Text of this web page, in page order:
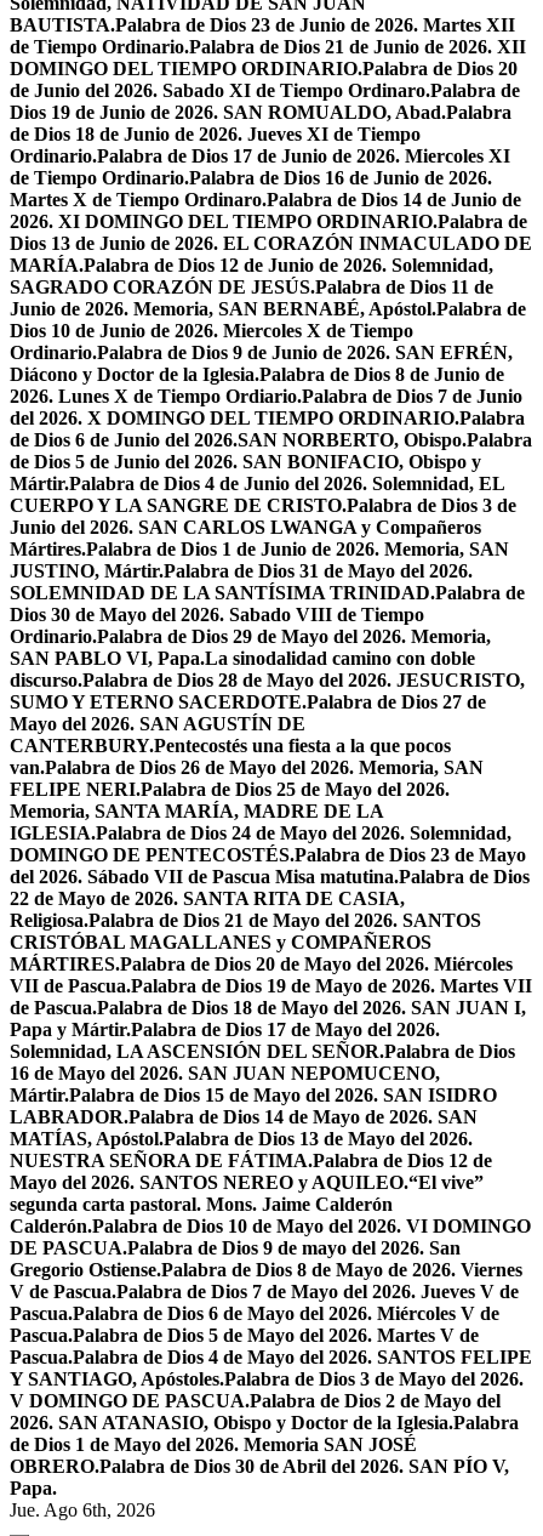
BAUTISTA.Palabra de Dios 23 de Junio de 2026. Martes XII
de Tiempo Ordinario.Palabra de Dios 21 de Junio de 2026. XII
DOMINGO DEL TIEMPO ORDINARIO.Palabra de Dios 20
de Junio del 2026. Sabado XI de Tiempo Ordinaro.Palabra de
Dios 19 de Junio de 2026. SAN ROMUALDO, Abad.Palabra
de Dios 18 de Junio de 2026. Jueves XI de Tiempo
Ordinario.Palabra de Dios 17 de Junio de 2026. Miercoles XI
de Tiempo Ordinario.Palabra de Dios 16 de Junio de 2026.
Martes X de Tiempo Ordinaro.Palabra de Dios 14 de Junio de
2026. XI DOMINGO DEL TIEMPO ORDINARIO.Palabra de
Dios 13 de Junio de 2026. EL CORAZÓN INMACULADO DE
MARÍA.Palabra de Dios 12 de Junio de 2026. Solemnidad,
SAGRADO CORAZÓN DE JESÚS.Palabra de Dios 11 de
Junio de 2026. Memoria, SAN BERNABÉ, Apóstol.Palabra de
Dios 10 de Junio de 2026. Miercoles X de Tiempo
Ordinario.Palabra de Dios 9 de Junio de 2026. SAN EFRÉN,
Diácono y Doctor de la Iglesia.Palabra de Dios 8 de Junio de
2026. Lunes X de Tiempo Ordiario.Palabra de Dios 7 de Junio
del 2026. X DOMINGO DEL TIEMPO ORDINARIO.Palabra
de Dios 6 de Junio del 2026.SAN NORBERTO, Obispo.Palabra
de Dios 5 de Junio del 2026. SAN BONIFACIO, Obispo y
Mártir.Palabra de Dios 4 de Junio del 2026. Solemnidad, EL
CUERPO Y LA SANGRE DE CRISTO.Palabra de Dios 3 de
Junio del 2026. SAN CARLOS LWANGA y Compañeros
Mártires.Palabra de Dios 1 de Junio de 2026. Memoria, SAN
JUSTINO, Mártir.Palabra de Dios 31 de Mayo del 2026.
SOLEMNIDAD DE LA SANTÍSIMA TRINIDAD.Palabra de
Dios 30 de Mayo del 2026. Sabado VIII de Tiempo
Ordinario.Palabra de Dios 29 de Mayo del 2026. Memoria,
SAN PABLO VI, Papa.La sinodalidad camino con doble
discurso.Palabra de Dios 28 de Mayo del 2026. JESUCRISTO,
SUMO Y ETERNO SACERDOTE.Palabra de Dios 27 de
Mayo del 2026. SAN AGUSTÍN DE
CANTERBURY.Pentecostés una fiesta a la que pocos
van.Palabra de Dios 26 de Mayo del 2026. Memoria, SAN
FELIPE NERI.Palabra de Dios 25 de Mayo del 2026.
Memoria, SANTA MARÍA, MADRE DE LA
IGLESIA.Palabra de Dios 24 de Mayo del 2026. Solemnidad,
DOMINGO DE PENTECOSTÉS.Palabra de Dios 23 de Mayo
del 2026. Sábado VII de Pascua Misa matutina.Palabra de Dios
22 de Mayo de 2026. SANTA RITA DE CASIA,
Religiosa.Palabra de Dios 21 de Mayo del 2026. SANTOS
CRISTÓBAL MAGALLANES y COMPAÑEROS
MÁRTIRES.Palabra de Dios 20 de Mayo del 2026. Miércoles
VII de Pascua.Palabra de Dios 19 de Mayo de 2026. Martes VII
de Pascua.Palabra de Dios 18 de Mayo del 2026. SAN JUAN I,
Papa y Mártir.Palabra de Dios 17 de Mayo del 2026.
Solemnidad, LA ASCENSIÓN DEL SEÑOR.Palabra de Dios
16 de Mayo del 2026. SAN JUAN NEPOMUCENO,
Mártir.Palabra de Dios 15 de Mayo del 2026. SAN ISIDRO
LABRADOR.Palabra de Dios 14 de Mayo de 2026. SAN
MATÍAS, Apóstol.Palabra de Dios 13 de Mayo del 2026.
NUESTRA SEÑORA DE FÁTIMA.Palabra de Dios 12 de
Mayo del 2026. SANTOS NEREO y AQUILEO.“El vive”
segunda carta pastoral. Mons. Jaime Calderón
Calderón.Palabra de Dios 10 de Mayo del 2026. VI DOMINGO
DE PASCUA.Palabra de Dios 9 de mayo del 2026. San
Gregorio Ostiense.Palabra de Dios 8 de Mayo de 2026. Viernes
V de Pascua.Palabra de Dios 7 de Mayo del 2026. Jueves V de
Pascua.Palabra de Dios 6 de Mayo del 2026. Miércoles V de
Pascua.Palabra de Dios 5 de Mayo del 2026. Martes V de
Pascua.Palabra de Dios 4 de Mayo del 2026. SANTOS FELIPE
Y SANTIAGO, Apóstoles.Palabra de Dios 3 de Mayo del 2026.
V DOMINGO DE PASCUA.Palabra de Dios 2 de Mayo del
2026. SAN ATANASIO, Obispo y Doctor de la Iglesia.Palabra
de Dios 1 de Mayo del 2026. Memoria SAN JOSÉ
OBRERO.Palabra de Dios 30 de Abril del 2026. SAN PÍO V,
Papa.
Jue. Ago 6th, 2026